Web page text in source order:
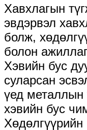
Хавхлагын
эвдэрвэл
болж,
болон
Хэвийн бус
суларсан
үед металлын
хэвийн бус
Хөдөлгүүрийн